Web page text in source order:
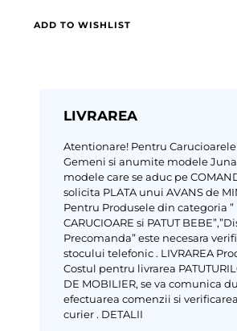
ADD TO WISHLIST
LIVRAREA
Atentionare! Pentru
Gemeni si anumite modele
modele care se aduc pe
solicita PLATA unui AVANS de
Pentru Produsele din categoria ”
CARUCIOARE si PATUT
Precomanda” este necesara
stocului telefonic . LIVRAREA
Costul pentru livrarea
DE MOBILIER, se va comunica
efectuarea comenzii si
curier . DETALII